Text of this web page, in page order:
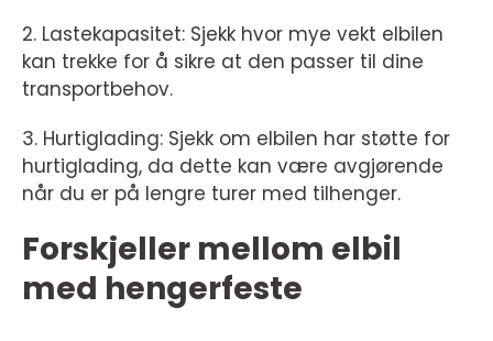
2. Lastekapasitet: Sjekk hvor mye vekt elbilen
kan trekke for å sikre at den passer til dine
transportbehov.
3. Hurtiglading: Sjekk om elbilen har støtte for
hurtiglading, da dette kan være avgjørende
når du er på lengre turer med tilhenger.
Forskjeller mellom elbil
med hengerfeste